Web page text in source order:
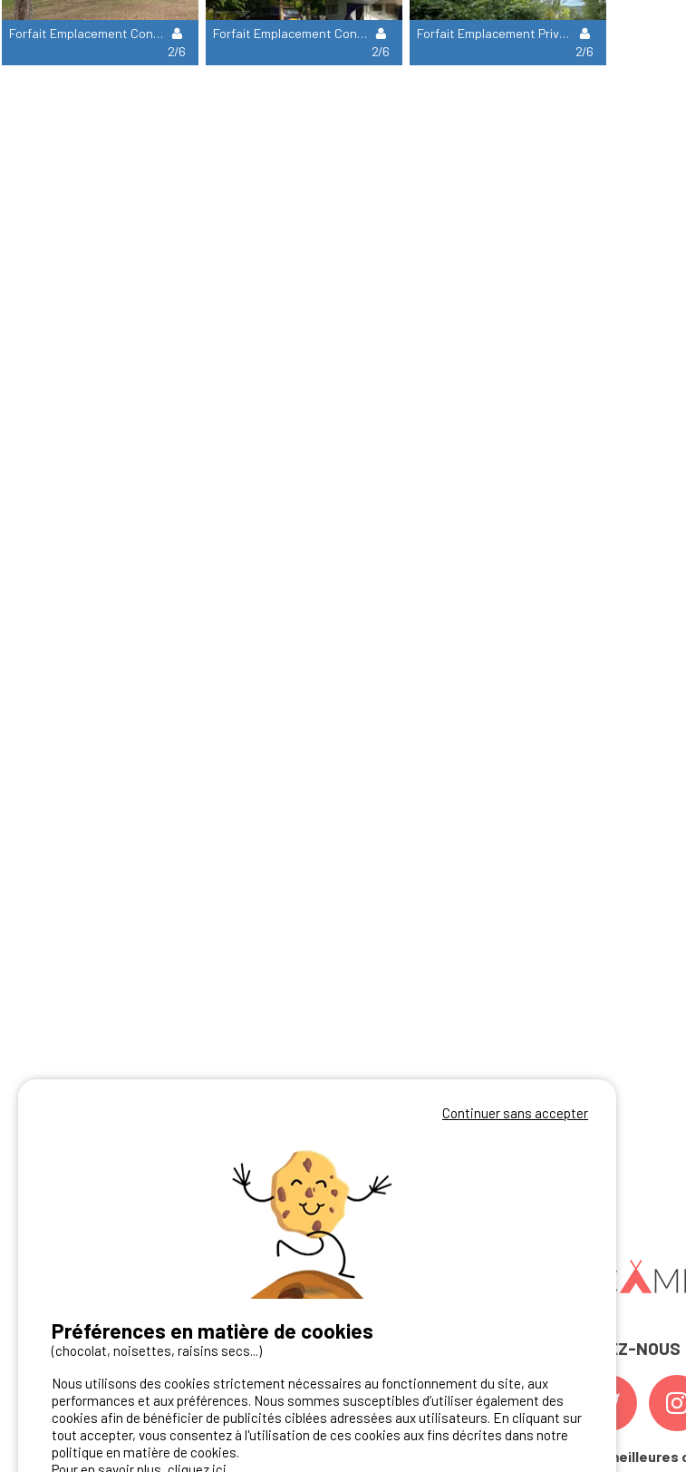
Forfait Emplacement Confort Grande Taille 120M²
2/6
Forfait Emplacement Confort Grande Taille 180M²
2/6
Forfait Emplacement Privilège 150M²
2/6
Vous avez un camping ?
Contactez-nous!
Contact Ibericamp
REJOIGNEZ-NOUS
Continuer sans accepter
Préférences en matière de cookies
(chocolat, noisettes, raisins secs...)
Nous utilisons des cookies strictement nécessaires au fonctionnement du site, aux
performances et aux préférences. Nous sommes susceptibles d’utiliser également des
cookies afin de bénéficier de publicités ciblées adressées aux utilisateurs. En cliquant sur
tout accepter, vous consentez à l'utilisation de ces cookies aux fins décrites dans notre
politique en matière de cookies.